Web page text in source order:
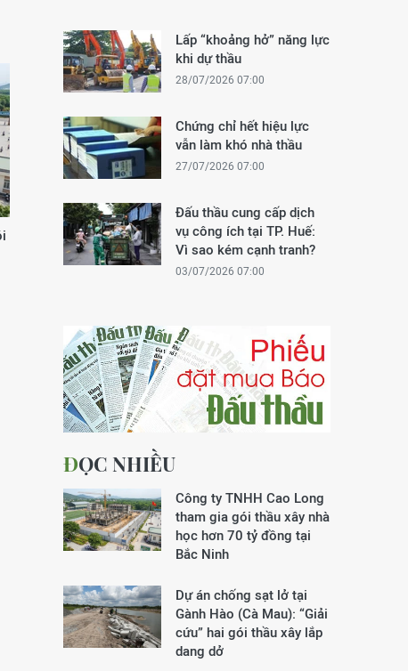
Lấp “khoảng hở” năng lực
khi dự thầu
28/07/2026 07:00
Chứng chỉ hết hiệu lực
vẫn làm khó nhà thầu
27/07/2026 07:00
Đấu thầu cung cấp dịch
vụ công ích tại TP. Huế:
Vì sao kém cạnh tranh?
03/07/2026 07:00
ĐỌC NHIỀU
Công ty TNHH Cao Long
tham gia gói thầu xây nhà
học hơn 70 tỷ đồng tại
Bắc Ninh
Dự án chống sạt lở tại
Gành Hào (Cà Mau): “Giải
cứu” hai gói thầu xây lắp
dang dở